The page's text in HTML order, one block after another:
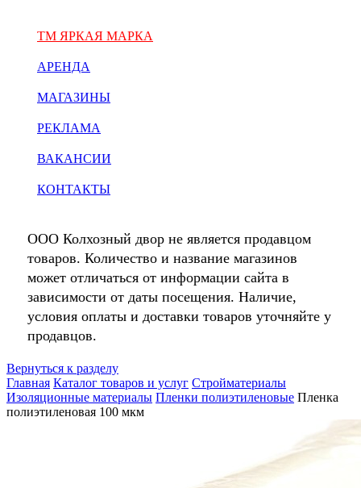
ТМ ЯРКАЯ МАРКА
АРЕНДА
МАГАЗИНЫ
РЕКЛАМА
ВАКАНСИИ
КОНТАКТЫ
ООО Колхозный двор не является продавцом
товаров. Количество и название магазинов
может отличаться от информации сайта в
зависимости от даты посещения. Наличие,
условия оплаты и доставки товаров уточняйте у
продавцов.
Вернуться к разделу
Главная Каталог товаров и услуг Стройматериалы
Изоляционные материалы Пленки полиэтиленовые Пленка
полиэтиленовая 100 мкм